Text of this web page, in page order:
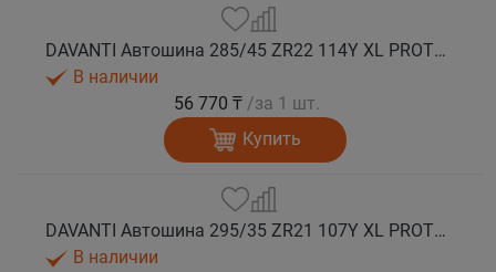
DAVANTI Автошина 285/45 ZR22 114Y XL PROTOURA SPORT RPR лето
В наличии
56 770 ₸ /за 1 шт.
Купить
DAVANTI Автошина 295/35 ZR21 107Y XL PROTOURA SPORT RPR лето
В наличии